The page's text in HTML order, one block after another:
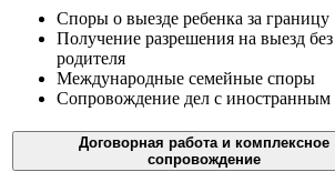
Споры о выезде ребенка за границу
Получение разрешения на выезд без
родителя
Международные семейные споры
Сопровождение дел с иностранным
Договорная работа и комплексное
сопровождение